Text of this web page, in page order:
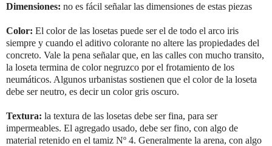
Dimensiones: no es fácil señalar las dimensiones de estas piezas
Color: El color de las losetas puede ser el de todo el arco iris
siempre y cuando el aditivo colorante no altere las propiedades del
concreto. Vale la pena señalar que, en las calles con mucho transito,
la loseta termina de color negruzco por el frotamiento de los
neumáticos. Algunos urbanistas sostienen que el color de la loseta
debe ser neutro, es decir un color gris oscuro.
Textura: la textura de las losetas debe ser fina, para ser
impermeables. El agregado usado, debe ser fino, con algo de
material retenido en el tamiz Nº 4. Generalmente la arena, con algo